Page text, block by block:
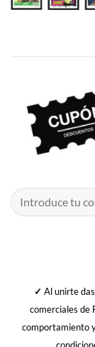
✓ Al unirte
comerciales de
comportamiento